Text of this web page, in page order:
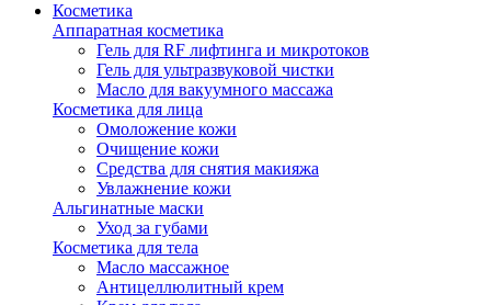
Косметика
Аппаратная косметика
Гель для RF лифтинга и микротоков
Гель для ультразвуковой чистки
Масло для вакуумного массажа
Косметика для лица
Омоложение кожи
Очищение кожи
Средства для снятия макияжа
Увлажнение кожи
Альгинатные маски
Уход за губами
Косметика для тела
Масло массажное
Антицеллюлитный крем